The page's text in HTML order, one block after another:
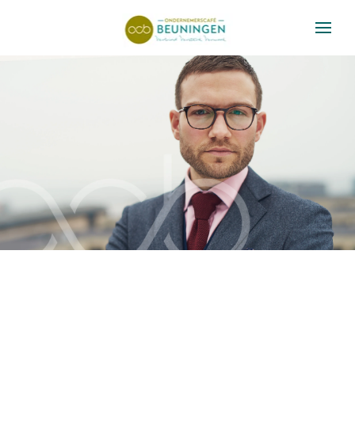
Skip to main content